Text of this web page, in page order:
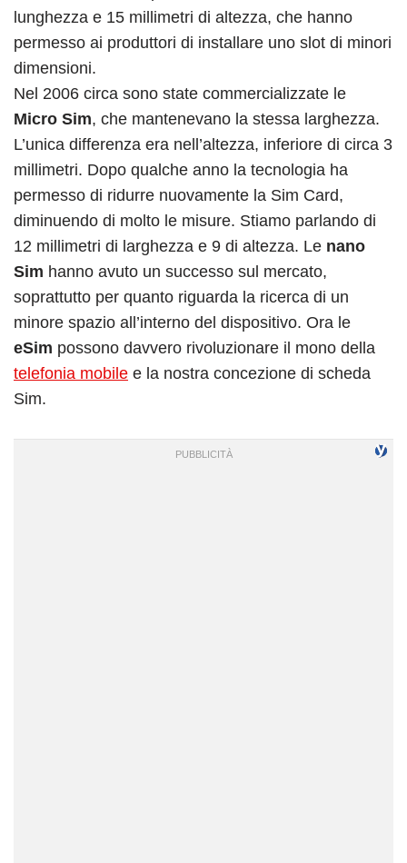
lunghezza e 15 millimetri di altezza, che hanno
permesso ai produttori di installare uno slot di minori
dimensioni.
Nel 2006 circa sono state commercializzate le
Micro Sim, che mantenevano la stessa larghezza.
L’unica differenza era nell’altezza, inferiore di circa 3
millimetri. Dopo qualche anno la tecnologia ha
permesso di ridurre nuovamente la Sim Card,
diminuendo di molto le misure. Stiamo parlando di
12 millimetri di larghezza e 9 di altezza. Le nano
Sim hanno avuto un successo sul mercato,
soprattutto per quanto riguarda la ricerca di un
minore spazio all’interno del dispositivo. Ora le
eSim possono davvero rivoluzionare il mono della
telefonia mobile e la nostra concezione di scheda
Sim.